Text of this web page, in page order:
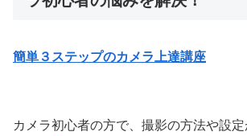
簡単３ステップのカメラ上達講座
カメラ初心者の方で、撮影の方法や設